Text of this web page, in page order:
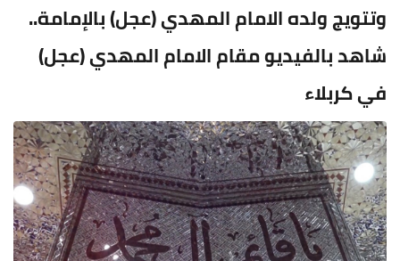
وتتويج ولده الامام المهدي (عجل) بالإمامة..
شاهد بالفيديو مقام الامام المهدي (عجل)
في كربلاء